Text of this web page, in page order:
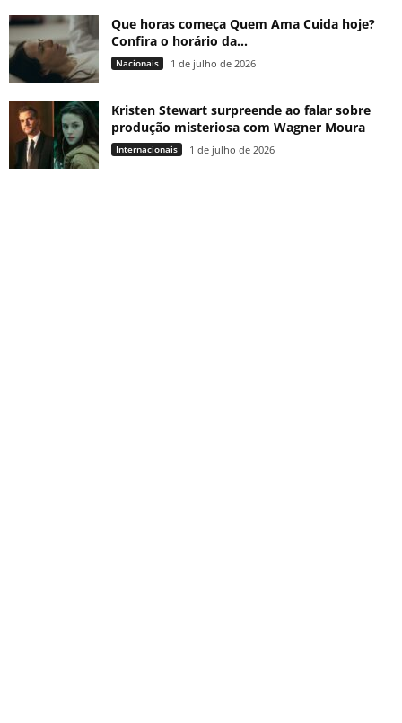
Que horas começa Quem Ama Cuida hoje?
Confira o horário da...
Nacionais 1 de julho de 2026
Kristen Stewart surpreende ao falar sobre
produção misteriosa com Wagner Moura
Internacionais 1 de julho de 2026